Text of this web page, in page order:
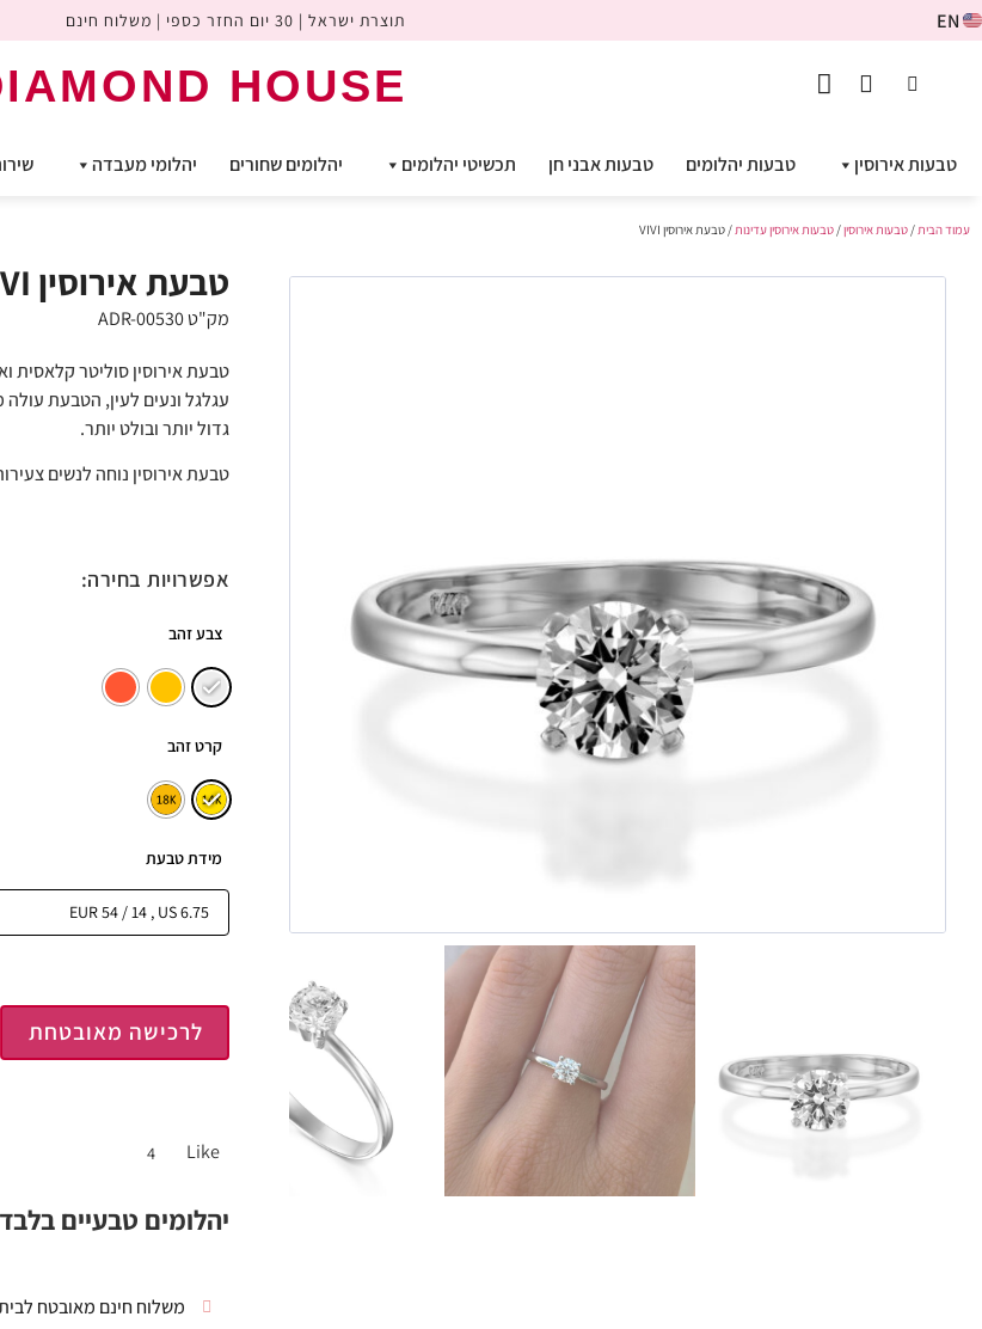
EN תוצרת ישראל | 30 יום החזר כספי | משלוח חינם
HOUSE
טבעות אירוסין טבעות יהלומים טבעות אבני חן תכשיטי יהלומים יהלומים שחורים יהלומי מעבדה
עמוד הבית/טבעות אירוסין/טבעות אירוסין עדינות/ טבעת אירוסין VIVI
טבעת אירוסין VIVI
מק"ט ADR-00530
עגלגל ונעים לעין, הטבעת
גדול יותר ובולט יותר.
טבעת אירוסין נוחה לנשים
אפשרויות בחירה:
צבע זהב
קרט זהב
מידת טבעת
לרכישה מאובטחת
Like
4
יהלומים טבעיים
משלוח חינם מאובטח